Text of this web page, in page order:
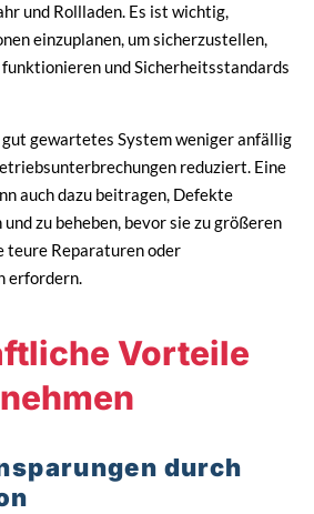
und Rollladen. Es ist wichtig,
einzuplanen, um sicherzustellen,
und Sicherheitsstandards
gewartetes System weniger anfällig
reduziert. Eine
auch dazu beitragen, Defekte
zu beheben, bevor sie zu größeren
teure Reparaturen oder
erfordern.
Vorteile
durch